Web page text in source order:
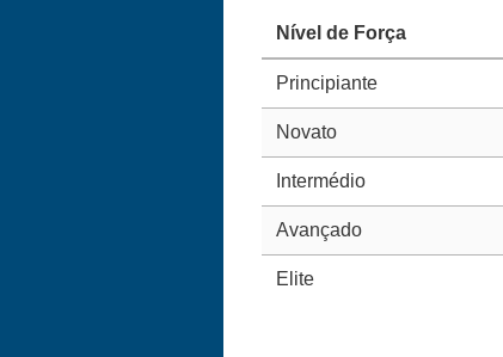
Nível de Força
Principiante
Novato
Intermédio
Avançado
Elite